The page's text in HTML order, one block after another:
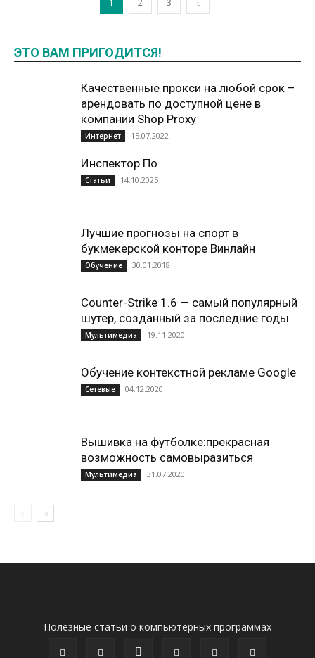
1 2 3
ЭТО ВАМ ПРИГОДИТСЯ!
Качественные прокси на любой срок –
арендовать по доступной цене в
компании Shop Proxy
Интернет 15.07.2022
Инспектор По
Статьи 14.10.2025
Лучшие прогнозы на спорт в
букмекерской конторе Винлайн
Обучение 30.01.2018
Counter-Strike 1.6 — самый популярный
шутер, созданный за последние годы
Мультимедиа 19.11.2020
Обучение контекстной рекламе Google
Сетевые 04.12.2020
Вышивка на футболке:прекрасная
возможность самовыразиться
Мультимедиа 31.07.2020
Полезные статьи о компьютерных программах